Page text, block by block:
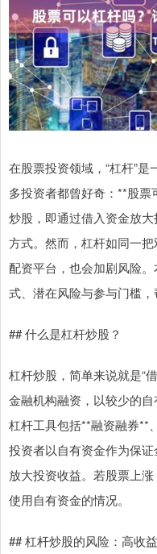
在股票投资领域，“杠杆”
多投资者都曾好奇：**股
炒股，即通过借入资金放
方式。然而，杠杆如同一
配资平台，也会加剧风险
式、潜在风险与参与门槛，
## 什么是杠杆炒股？
杠杆炒股，简单来说就是“
金融机构融资，以较少的
杠杆工具包括**融资融券**
投资者以自有资金作为保
放大投资收益。若股票上
使用自有资金的情况。
## 杠杆炒股的风险：高收